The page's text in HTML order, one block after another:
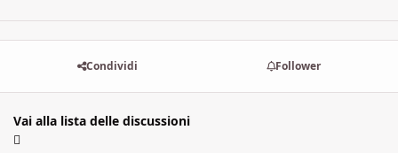
Condividi Follower
Vai alla lista delle discussioni